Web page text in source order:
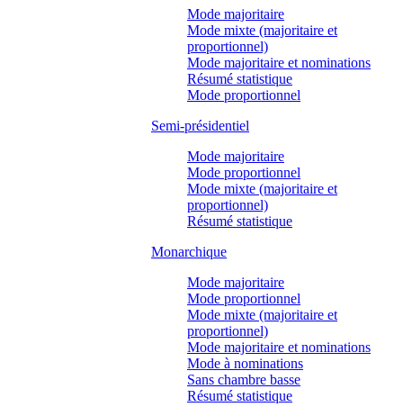
Mode majoritaire
Mode mixte (majoritaire et
proportionnel)
Mode majoritaire et nominations
Résumé statistique
Mode proportionnel
Semi-présidentiel
Mode majoritaire
Mode proportionnel
Mode mixte (majoritaire et
proportionnel)
Résumé statistique
Monarchique
Mode majoritaire
Mode proportionnel
Mode mixte (majoritaire et
proportionnel)
Mode majoritaire et nominations
Mode à nominations
Sans chambre basse
Résumé statistique